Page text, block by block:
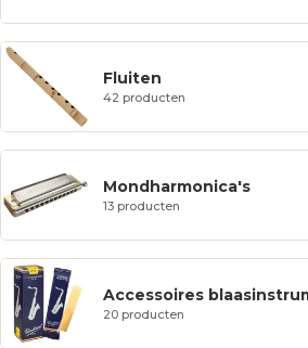
Fluiten
42 producten
Mondharmonica's
13 producten
Accessoires
20 producten